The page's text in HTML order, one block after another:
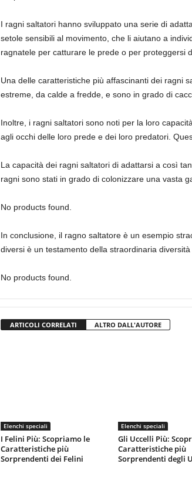
I ragni saltatori hanno sviluppato una serie di
setole sensibili al movimento, che li aiutano a
ragnatele per catturare le prede o per proteggersi
Una delle caratteristiche più affascinanti dei ragni
estreme, da calde a fredde, e sono in grado di
Inoltre, i ragni saltatori sono noti per la loro
agli occhi delle loro prede e dei loro predatori.
La capacità dei ragni saltatori di adattarsi a così
ragni sono stati in grado di colonizzare una vasta
No products found.
In conclusione, il ragno saltatore è un esempio
diversi è un testamento della straordinaria
No products found.
ARTICOLI CORRELATI ALTRO DALL'AUTORE
Elenchi speciali
I Felini Più: Scopriamo le
Caratteristiche più
Sorprendenti dei Felini
Elenchi speciali
Gli Uccelli Più:
Caratteristiche più
Sorprendenti degli